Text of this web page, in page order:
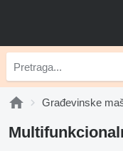
Građevinske